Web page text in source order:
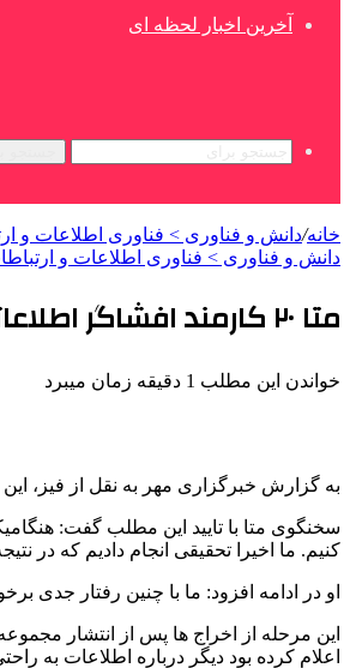
آخرین اخبار لحظه ای
خانه/دانش و فناوری > فناوری اطلاعات و
دانش و فناوری > فناوری اطلاعات و
متا ۲۰ کارمند افشاگر اطلاعاتش را اخراج کرد
خواندن این مطلب 1 دقیقه زمان میبرد
به گزارش خبرگزاری مهر به نقل از فیز،
سخنگوی متا با تایید این مطلب گفت:
کنیم. ما اخیرا تحقیقی انجام دادیم که در نتیجه آن ۲۰ کارمند برای اشتراک گذاری اطلاعات محرمانه با خارج از شرکت اخراج شده اند. پیش بینی می شود تعداد کارمندان
او در ادامه افزود: ما با چنین رفتار
این مرحله از اخراج ها پس از انتشار
اعلام کرده بود دیگر درباره اطلاعات